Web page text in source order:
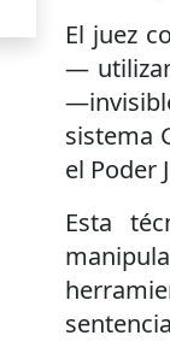
El juez
—
sistema
el Poder
Esta